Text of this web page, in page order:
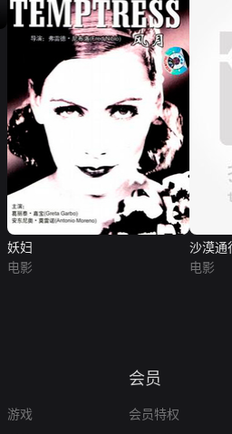
妖妇
电影
沙漠通
电影
游戏
会员
会员特权